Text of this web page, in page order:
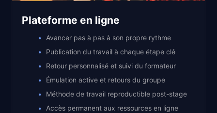
Plateforme en ligne
Avancer pas à pas à son propre rythme
Publication du travail à chaque étape clé
Retour personnalisé et suivi du formateur
Émulation active et retours du groupe
Méthode de travail reproductible post-stage
Accès permanent aux ressources en ligne